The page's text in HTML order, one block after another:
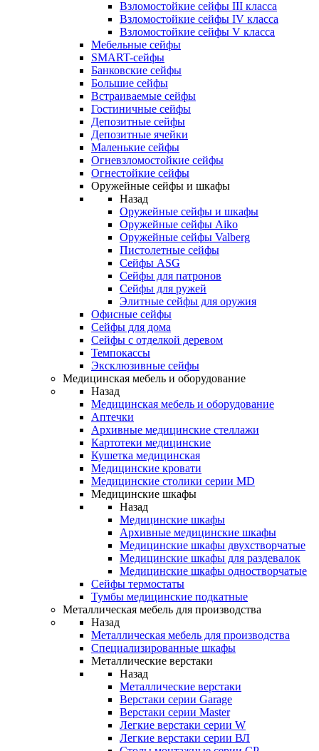
Взломостойкие сейфы III класса
Взломостойкие сейфы IV класса
Взломостойкие сейфы V класса
Мебельные сейфы
SMART-сейфы
Банковские сейфы
Большие сейфы
Встраиваемые сейфы
Гостиничные сейфы
Депозитные сейфы
Депозитные ячейки
Маленькие сейфы
Огневзломостойкие сейфы
Огнестойкие сейфы
Оружейные сейфы и шкафы
Назад
Оружейные сейфы и шкафы
Оружейные сейфы Aiko
Оружейные сейфы Valberg
Пистолетные сейфы
Сейфы ASG
Сейфы для патронов
Сейфы для ружей
Элитные сейфы для оружия
Офисные сейфы
Сейфы для дома
Сейфы с отделкой деревом
Темпокассы
Эксклюзивные сейфы
Медицинская мебель и оборудование
Назад
Медицинская мебель и оборудование
Аптечки
Архивные медицинские стеллажи
Картотеки медицинские
Кушетка медицинская
Медицинские кровати
Медицинские столики серии MD
Медицинские шкафы
Назад
Медицинские шкафы
Архивные медицинские шкафы
Медицинские шкафы двухстворчатые
Медицинские шкафы для раздевалок
Медицинские шкафы одностворчатые
Сейфы термостаты
Тумбы медицинские подкатные
Металлическая мебель для производства
Назад
Металлическая мебель для производства
Cпециализированные шкафы
Металлические верстаки
Назад
Металлические верстаки
Верстаки серии Garage
Верстаки серии Master
Легкие верстаки серии W
Легкие верстаки серии ВЛ